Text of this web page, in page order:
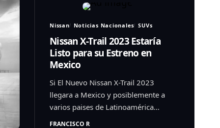
Nissan Noticias Nacionales SUVs
Nissan X-Trail 2023 Estaría
Listo para su Estreno en
Mexico
Si El Nuevo Nissan X-Trail 2023
llegara a Mexico y posiblemente a
varios paises de Latinoamérica…
FRANCISCO R